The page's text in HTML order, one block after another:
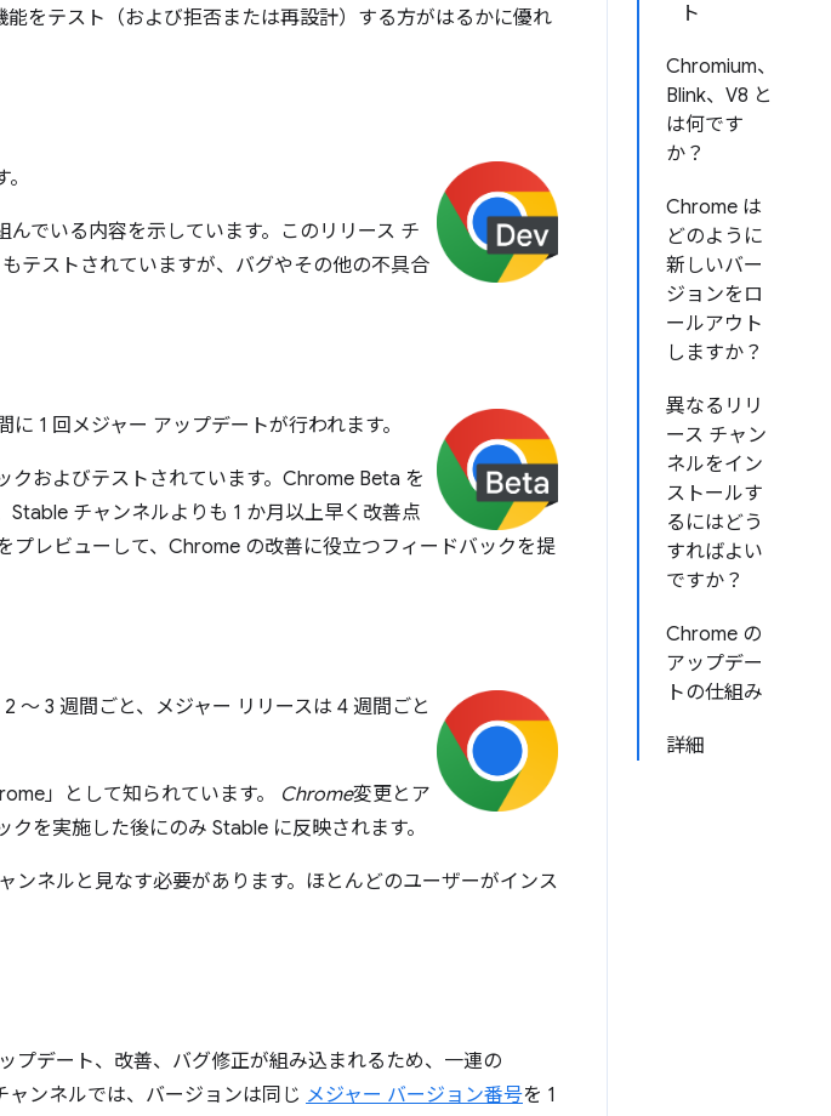
ト
Chromium、
Blink、V8 と
は何です
か？
Chrome は
どのように
新しいバー
ジョンをロ
ールアウト
しますか？
異なるリリ
ース チャン
ネルをイン
ストールす
るにはどう
すればよい
ですか？
Chrome の
アップデー
トの仕組み
詳細
をテスト（および拒否または再設計）する方がはるかに優れ
でいる内容を示しています。このリリース チ
テストされていますが、バグやその他の不具合
1 回メジャー アップデートが行われます。
クおよびテストされています。Chrome Beta を
チャンネルよりも 1 か月以上早く改善点
プレビューして、Chrome の改善に役立つフィードバックを提
～ 3 週間ごと、メジャー リリースは 4 週間ごと
」として知られています。 Chrome変更とア
を実施した後にのみ Stable に反映されます。
ンネルと見なす必要があります。ほとんどのユーザーがインス
プデート、改善、バグ修正が組み込まれるため、一連の
ンネルでは、バージョンは同じ メジャー バージョン番号を 1